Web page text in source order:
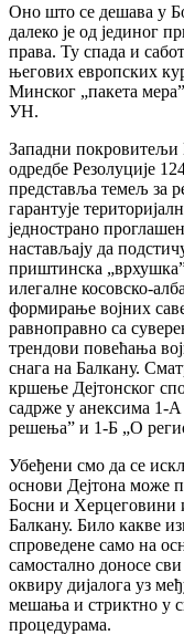
Оно што се дешава у
далеко је од јединог
права. Ту спада и
његових европских
Минског „пакета
УН.
Западни
одредбе Резолуције
представља темељ за
гарантује
једнострано
настављају да
приштинска
илегалне косовско-
формирање војних
равноправно са
трендови повећања
снага на Балкану.
кршење Дејтонског
садрже у анексима 1-
решења” и 1-Б „О
Убеђени смо да се
основи Дејтона може
Босни и Херцеговини
Балкану. Било какве
спроведене само на
самостално доносе
оквиру дијалога уз
мешања и стриктно у
процедурама.